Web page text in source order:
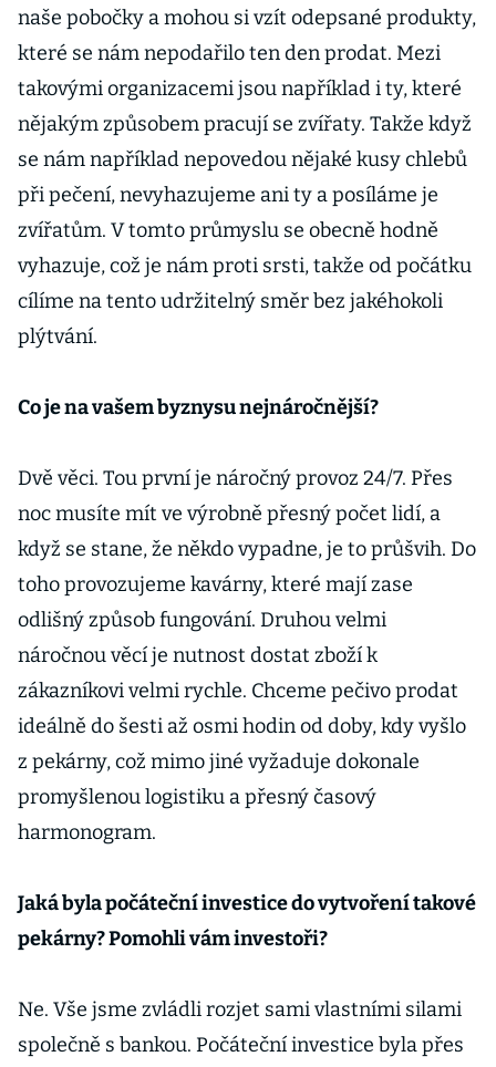
naše pobočky a mohou si vzít odepsané produkty,
které se nám nepodařilo ten den prodat. Mezi
takovými organizacemi jsou například i ty, které
nějakým způsobem pracují se zvířaty. Takže když
se nám například nepovedou nějaké kusy chlebů
při pečení, nevyhazujeme ani ty a posíláme je
zvířatům. V tomto průmyslu se obecně hodně
vyhazuje, což je nám proti srsti, takže od počátku
cílíme na tento udržitelný směr bez jakéhokoli
plýtvání.
Co je na vašem byznysu nejnáročnější?
Dvě věci. Tou první je náročný provoz 24/7. Přes
noc musíte mít ve výrobně přesný počet lidí, a
když se stane, že někdo vypadne, je to průšvih. Do
toho provozujeme kavárny, které mají zase
odlišný způsob fungování. Druhou velmi
náročnou věcí je nutnost dostat zboží k
zákazníkovi velmi rychle. Chceme pečivo prodat
ideálně do šesti až osmi hodin od doby, kdy vyšlo
z pekárny, což mimo jiné vyžaduje dokonale
promyšlenou logistiku a přesný časový
harmonogram.
Jaká byla počáteční investice do vytvoření takové
pekárny? Pomohli vám investoři?
Ne. Vše jsme zvládli rozjet sami vlastními silami
společně s bankou. Počáteční investice byla přes